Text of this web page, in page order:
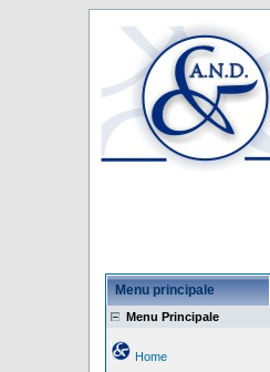
Menu principale
Menu Principale
Home